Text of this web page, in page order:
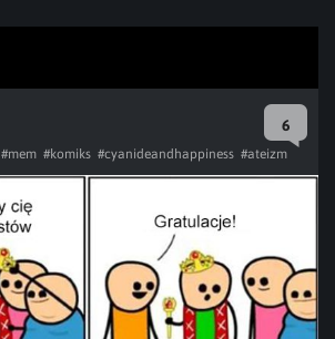
6
#mem #komiks #cyanideandhappiness #ateizm